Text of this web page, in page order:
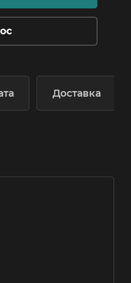
Доставка